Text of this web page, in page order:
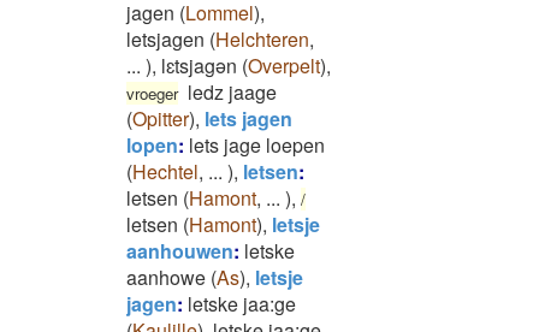
jagen (Lommel),
letsjagen (Helchteren,
... ), lɛtsjagən (Overpelt),
vroeger ledz jaage
(Opitter), lets jagen
lopen: lets jage loepen
(Hechtel, ... ), letsen:
letsen (Hamont, ... ), /
letsen (Hamont), letsje
aanhouwen: letske
aanhowe (As), letsje
jagen: letske jaa:ge